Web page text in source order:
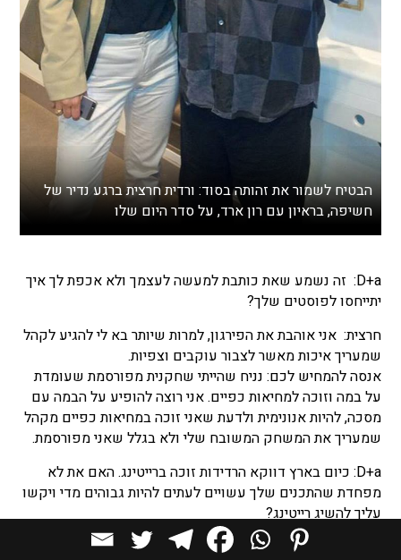
הבטיח לשמור את זהותה בסוד: ורדית חרצית ברגע נדיר של
חשיפה, בראיון עם רון ארד, על סדר היום שלו
D+a: זה נשמע שאת כותבת למעשה לעצמך ולא אכפת לך איך
יתייחסו לפוסטים שלך?
חרצית: אני אוהבת את הפירגון, למרות שיותר בא לי להגיע לקהל
שמעריך איכות מאשר לצבור עוקבים וצפיות.
אנסה להמחיש לכם: נניח שהייתי שחקנית מפורסמת שעומדת
על במה וזוכה למחיאות כפיים. אני רוצה להופיע על הבמה עם
מסכה, להיות אנונימית ולדעת שאני זוכה במחיאות כפיים מקהל
שמעריך את המשחק המשובח שלי ולא בגלל שאני מפורסמת.
D+a: כיום בארץ דווקא הרדידות זוכה ברייטינג. האם את לא
מפחדת שהתכנים שלך עשויים לעתים להיות גבוהים מדי ויקשו
עליך להשיג רייטינג?
חרצית: התחלתי לכתוב את הדף שלי בכנות מלאה ובחופש